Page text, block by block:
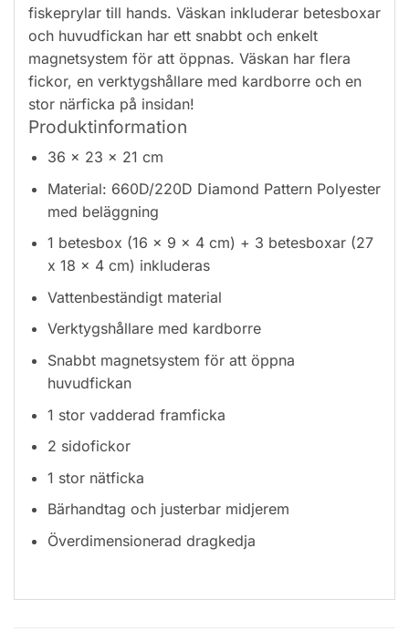
fiskeprylar till hands. Väskan inkluderar betesboxar
och huvudfickan har ett snabbt och enkelt
magnetsystem för att öppnas. Väskan har flera
fickor, en verktygshållare med kardborre och en
stor närficka på insidan!
Produktinformation
36 x 23 x 21 cm
Material: 660D/220D Diamond Pattern Polyester
med beläggning
1 betesbox (16 x 9 x 4 cm) + 3 betesboxar (27
x 18 x 4 cm) inkluderas
Vattenbeständigt material
Verktygshållare med kardborre
Snabbt magnetsystem för att öppna
huvudfickan
1 stor vadderad framficka
2 sidofickor
1 stor nätficka
Bärhandtag och justerbar midjerem
Överdimensionerad dragkedja